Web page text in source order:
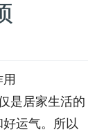
是居家生活的
运气。所以